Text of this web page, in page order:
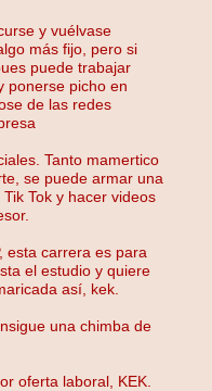
y vuélvase
más fijo, pero si
puede trabajar
ponerse picho en
de las redes
Tanto mamertico
se puede armar una
Tok y hacer videos
esta carrera es para
el estudio y quiere
así, kek.
una chimba de
oferta laboral, KEK.